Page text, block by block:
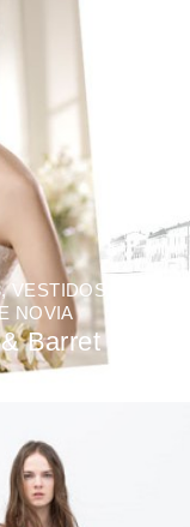
,VESTIDOS
NOVIA
Barret